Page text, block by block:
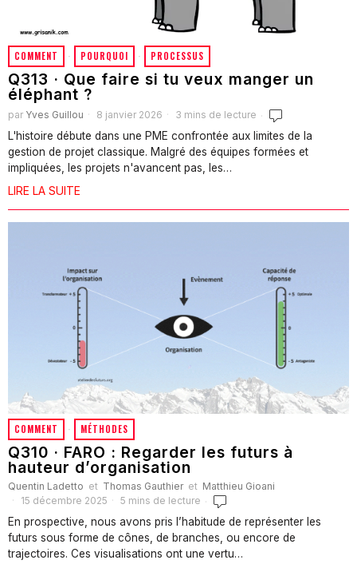
COMMENT · POURQUOI · PROCESSUS
Q313 · Que faire si tu veux manger un
éléphant ?
par Yves Guillou 8 janvier 2026 3 mins de lecture
L'histoire débute dans une PME confrontée aux limites de la
gestion de projet classique. Malgré des équipes formées et
impliquées, les projets n'avancent pas, les…
LIRE LA SUITE
COMMENT · MÉTHODES
Q310 · FARO : Regarder les futurs à
hauteur d’organisation
Quentin Ladetto et Thomas Gauthier et Matthieu Gioani
15 décembre 2025
5 mins de lecture
En prospective, nous avons pris l’habitude de représenter les
futurs sous forme de cônes, de branches, ou encore de
trajectoires. Ces visualisations ont une vertu…